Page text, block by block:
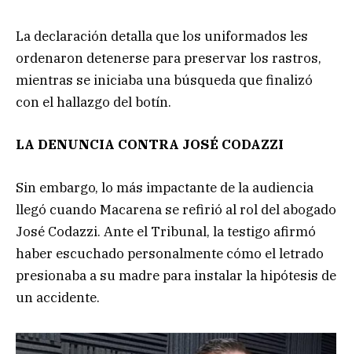
La declaración detalla que los uniformados les
ordenaron detenerse para preservar los rastros,
mientras se iniciaba una búsqueda que finalizó
con el hallazgo del botín.
LA DENUNCIA CONTRA JOSÉ CODAZZI
Sin embargo, lo más impactante de la audiencia
llegó cuando Macarena se refirió al rol del abogado
José Codazzi. Ante el Tribunal, la testigo afirmó
haber escuchado personalmente cómo el letrado
presionaba a su madre para instalar la hipótesis de
un accidente.